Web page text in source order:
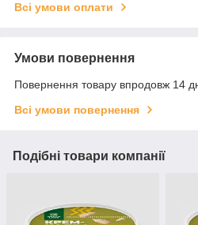
Всі умови оплати
Умови повернення
Повернення товару впродовж 14
Всі умови повернення
Подібні товари компанії